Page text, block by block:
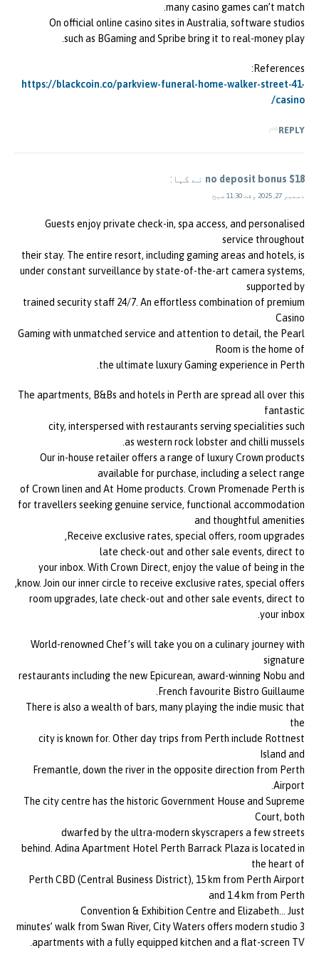
many casino games can’t match.
On official online casino sites in Australia, software studios
such as BGaming and Spribe bring it to real-money play.
References:
https://blackcoin.co/parkview-funeral-home-walker-street-41-
casino/
REPLY
$18 no deposit bonus نے کہا:
دسمبر 27, 2025 وقت 11:30 صبح
Guests enjoy private check-in, spa access, and personalised
service throughout
their stay. The entire resort, including gaming areas and hotels, is
under constant surveillance by state-of-the-art camera systems,
supported by
trained security staff 24/7. An effortless combination of premium
Casino
Gaming with unmatched service and attention to detail, the Pearl
Room is the home of
the ultimate luxury Gaming experience in Perth.
The apartments, B&Bs and hotels in Perth are spread all over this
fantastic
city, interspersed with restaurants serving specialities such
as western rock lobster and chilli mussels.
Our in-house retailer offers a range of luxury Crown products
available for purchase, including a select range
of Crown linen and At Home products. Crown Promenade Perth is
for travellers seeking genuine service, functional accommodation
and thoughtful amenities
Receive exclusive rates, special offers, room upgrades,
late check-out and other sale events, direct to
your inbox. With Crown Direct, enjoy the value of being in the
know. Join our inner circle to receive exclusive rates, special offers,
room upgrades, late check-out and other sale events, direct to
your inbox.
World-renowned Chef’s will take you on a culinary journey with
signature
restaurants including the new Epicurean, award-winning Nobu and
French favourite Bistro Guillaume.
There is also a wealth of bars, many playing the indie music that
the
city is known for. Other day trips from Perth include Rottnest
Island and
Fremantle, down the river in the opposite direction from Perth
Airport.
The city centre has the historic Government House and Supreme
Court, both
dwarfed by the ultra-modern skyscrapers a few streets
behind. Adina Apartment Hotel Perth Barrack Plaza is located in
the heart of
Perth CBD (Central Business District), 15 km from Perth Airport
and 1.4 km from Perth
Convention & Exhibition Centre and Elizabeth… Just
3 minutes’ walk from Swan River, City Waters offers modern studio
apartments with a fully equipped kitchen and a flat-screen TV.